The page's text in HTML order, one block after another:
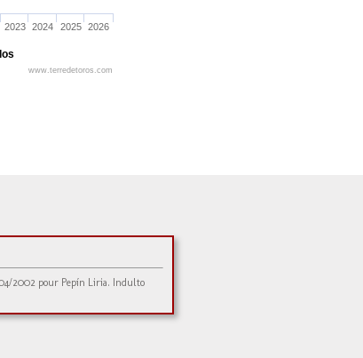
2023 2024 2025 2026
www.terredetoros.com
2002 pour Pepín Liria. Indulto